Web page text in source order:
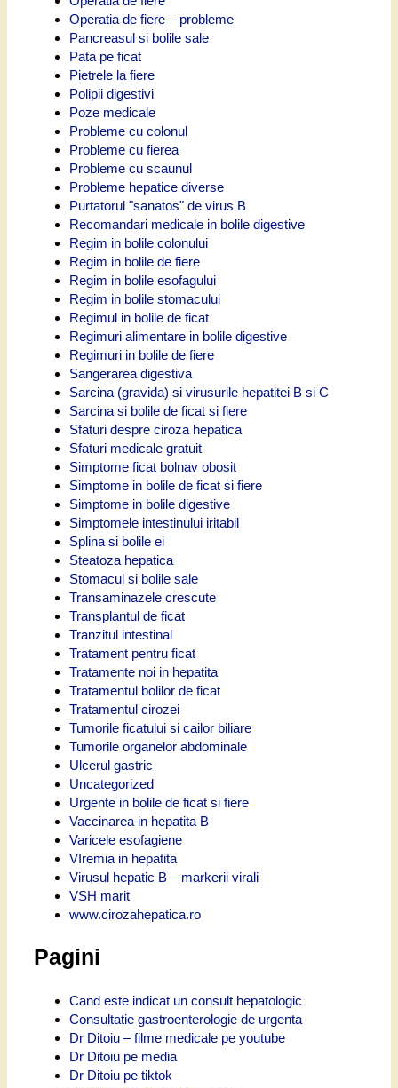
Operatia de fiere – probleme
Pancreasul si bolile sale
Pata pe ficat
Pietrele la fiere
Polipii digestivi
Poze medicale
Probleme cu colonul
Probleme cu fierea
Probleme cu scaunul
Probleme hepatice diverse
Purtatorul "sanatos" de virus B
Recomandari medicale in bolile digestive
Regim in bolile colonului
Regim in bolile de fiere
Regim in bolile esofagului
Regim in bolile stomacului
Regimul in bolile de ficat
Regimuri alimentare in bolile digestive
Regimuri in bolile de fiere
Sangerarea digestiva
Sarcina (gravida) si virusurile hepatitei B si C
Sarcina si bolile de ficat si fiere
Sfaturi despre ciroza hepatica
Sfaturi medicale gratuit
Simptome ficat bolnav obosit
Simptome in bolile de ficat si fiere
Simptome in bolile digestive
Simptomele intestinului iritabil
Splina si bolile ei
Steatoza hepatica
Stomacul si bolile sale
Transaminazele crescute
Transplantul de ficat
Tranzitul intestinal
Tratament pentru ficat
Tratamente noi in hepatita
Tratamentul bolilor de ficat
Tratamentul cirozei
Tumorile ficatului si cailor biliare
Tumorile organelor abdominale
Ulcerul gastric
Uncategorized
Urgente in bolile de ficat si fiere
Vaccinarea in hepatita B
Varicele esofagiene
VIremia in hepatita
Virusul hepatic B – markerii virali
VSH marit
www.cirozahepatica.ro
Pagini
Cand este indicat un consult hepatologic
Consultatie gastroenterologie de urgenta
Dr Ditoiu – filme medicale pe youtube
Dr Ditoiu pe media
Dr Ditoiu pe tiktok